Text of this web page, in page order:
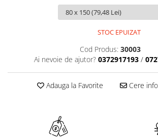
STOC EPUIZAT
Cod Produs: 30003
Ai nevoie de ajutor? 0372917193 /
Adauga la Favorite Cere